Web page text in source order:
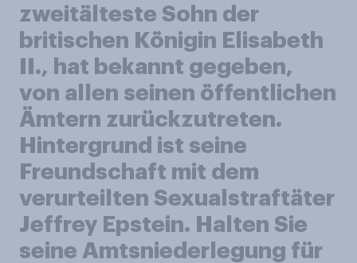
zweitälteste Sohn der
britischen Königin Elisabeth
II., hat bekannt gegeben,
von allen seinen öffentlichen
Ämtern zurückzutreten.
Hintergrund ist seine
Freundschaft mit dem
verurteilten Sexualstraftäter
Jeffrey Epstein. Halten Sie
seine Amtsniederlegung für